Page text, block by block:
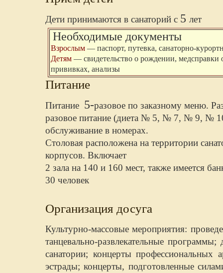
Дети принимаются в санаторий с 5 лет
Необходимые документы
Взрослым — паспорт, путевка, санаторно-
Детям — свидетельство о рождении,
прививках, анализы
Питание
Питание 5-разовое по заказному меню.
разовое питание (диета № 5, № 7, № 9, №
обслуживание в номерах.
Столовая расположена на территории
корпусов. Включает
2 зала на 140 и 160 мест, также имеется
30 человек
Организация досуга
Культурно-массовые мероприятия:
танцевально-развлекательные
санатории; концерты профессиональных
эстрады; концерты, подготовленные